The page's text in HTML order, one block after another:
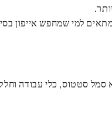
סמל סטטוס, כלי עבודה